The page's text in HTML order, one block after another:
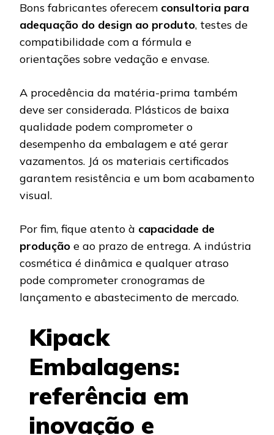
Bons fabricantes oferecem consultoria para
adequação do design ao produto, testes de
compatibilidade com a fórmula e
orientações sobre vedação e envase.
A procedência da matéria-prima também
deve ser considerada. Plásticos de baixa
qualidade podem comprometer o
desempenho da embalagem e até gerar
vazamentos. Já os materiais certificados
garantem resistência e um bom acabamento
visual.
Por fim, fique atento à capacidade de
produção e ao prazo de entrega. A indústria
cosmética é dinâmica e qualquer atraso
pode comprometer cronogramas de
lançamento e abastecimento de mercado.
Kipack
Embalagens:
referência em
inovação e